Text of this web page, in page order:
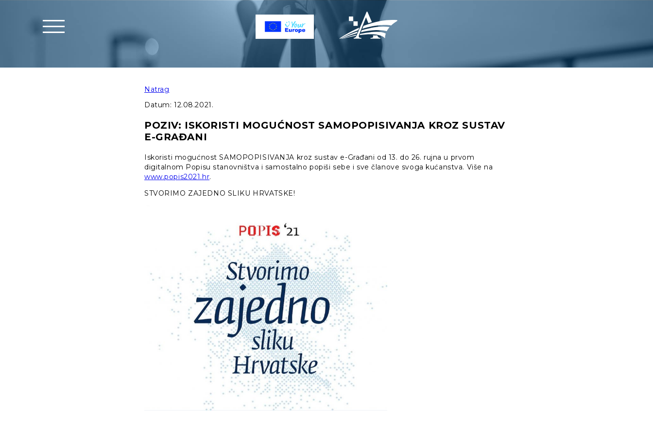
Natrag
Datum: 12.08.2021.
POZIV: ISKORISTI MOGUĆNOST SAMOPOPISIVANJA KROZ SUSTAV
E-GRAĐANI
Iskoristi mogućnost SAMOPOPISIVANJA kroz sustav e-Građani od 13. do 26. rujna u prvom
digitalnom Popisu stanovništva i samostalno popiši sebe i sve članove svoga kućanstva. Više na
www.popis2021.hr.
STVORIMO ZAJEDNO SLIKU HRVATSKE!